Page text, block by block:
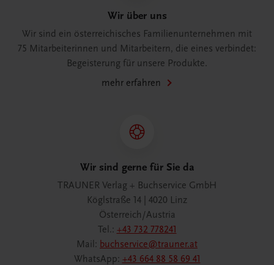
Wir über uns
Wir sind ein österreichisches Familienunternehmen mit
75 Mitarbeiterinnen und Mitarbeitern, die eines verbindet:
Begeisterung für unsere Produkte.
mehr erfahren
Wir sind gerne für Sie da
TRAUNER Verlag + Buchservice GmbH
Köglstraße 14 | 4020 Linz
Österreich/Austria
Tel.: +43 732 778241
Mail: buchservice@trauner.at
WhatsApp: +43 664 88 58 69 41